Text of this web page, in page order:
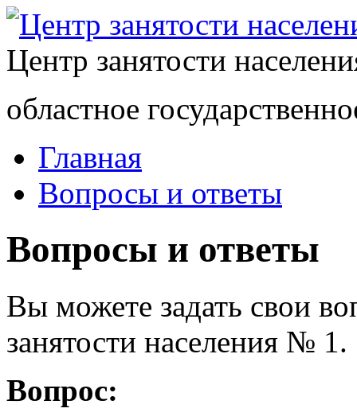
Центр занятости
областное
Главная
Вопросы и ответы
Вопросы и ответы
Вы можете задать свои
занятости населения № 1.
Вопрос: